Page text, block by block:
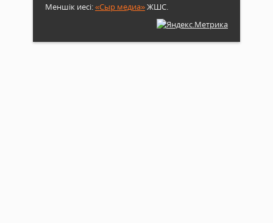
Меншік иесі:«Сыр медиа»ЖШС.